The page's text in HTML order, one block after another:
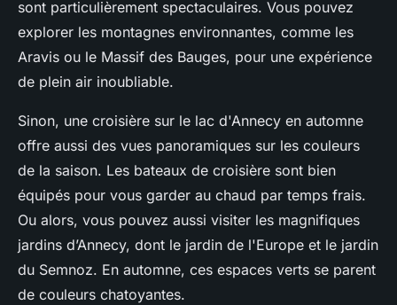
sont particulièrement spectaculaires. Vous pouvez
explorer les montagnes environnantes, comme les
Aravis ou le Massif des Bauges, pour une expérience
de plein air inoubliable.
Sinon, une croisière sur le lac d'Annecy en automne
offre aussi des vues panoramiques sur les couleurs
de la saison. Les bateaux de croisière sont bien
équipés pour vous garder au chaud par temps frais.
Ou alors, vous pouvez aussi visiter les magnifiques
jardins d’Annecy, dont le jardin de l'Europe et le jardin
du Semnoz. En automne, ces espaces verts se parent
de couleurs chatoyantes.